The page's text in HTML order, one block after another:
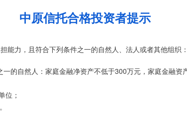
到期信托财产12104亿
运营产品
特别提示
同签署应由投资者本人亲自操作完成，不得由他人代办。
信托产品的资金应根据信托合同约定转入我司信托产品
。
客服电话400-6870116。
中原信托合格投资者提示
能力，且符合下列条件之一的自然人、法人或者其他组织：
一的自然人：家庭金融净资产不低于300万元，家庭金融
位；